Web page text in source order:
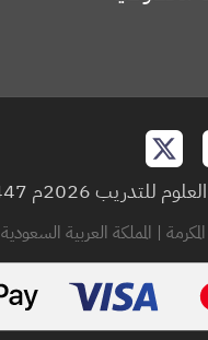
2026م 1447هـ
| المملكة العربية السعودية